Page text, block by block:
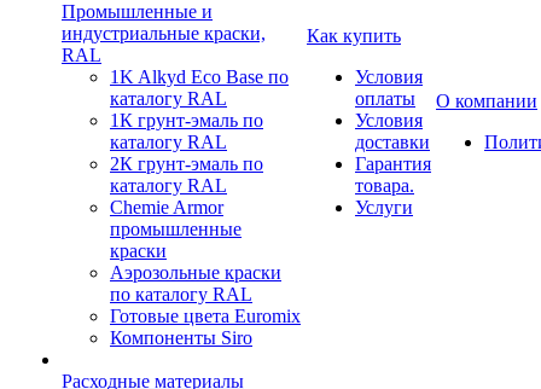
Промышленные и
индустриальные краски,
RAL
1K Alkyd Eco Base по
каталогу RAL
1К грунт-эмаль по
каталогу RAL
2К грунт-эмаль по
каталогу RAL
Chemie Armor
промышленные
краски
Аэрозольные краски
по каталогу RAL
Готовые цвета Euromix
Компоненты Siro
Расходные материалы
Как купить
Условия
оплаты
Условия
доставки
Гарантия
товара.
Услуги
О компании